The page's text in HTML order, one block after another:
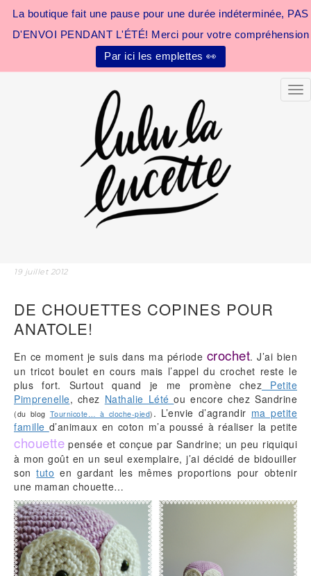
La boutique fait une pause pour une durée indéterminée, PAS
D'ENVOI PENDANT L'ÉTÉ! Merci pour votre compréhension
Par ici les emplettes 👀
19 juillet 2012
DE CHOUETTES COPINES POUR
ANATOLE!
En ce moment je suis dans ma période crochet. J’ai bien
un tricot boulet en cours mais l’appel du crochet reste le
plus fort. Surtout quand je me promène chez Petite
Pimprenelle, chez Nathalie Létéou encore chez Sandrine
(du blog Tournicote… à cloche-pied) . L’envie d’agrandir ma petite
famille d’animaux en coton m’a poussé à réaliser la petite
chouette pensée et conçue par Sandrine; un peu riquiqui
à mon goût en un seul exemplaire, j’ai décidé de bidouiller
sontuto en gardant les mêmes proportions pour obtenir
une maman chouette…